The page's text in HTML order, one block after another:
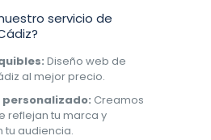
servicio de
Diseño web de
al mejor precio.
Creamos
reflejan tu marca y
tu audiencia.